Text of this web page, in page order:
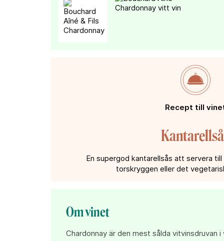
Recept till
En supergod kantarellsås att servera
torskryggen eller det
Om vinet
Chardonnay är den mest sålda vitvinsdruvan